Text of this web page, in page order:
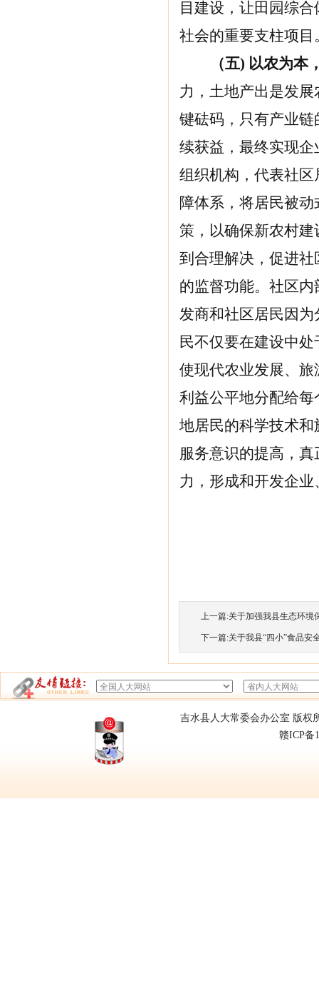
目建设，让田园综
社会的重要支柱项目
（五) 以农为
力，土地产出是发
键砝码，只有产业
续获益，最终实现
组织机构，代表社
障体系，将居民被
策，以确保新农村
到合理解决，促进
的监督功能。社区
发商和社区居民因
民不仅要在建设中
使现代农业发展、
利益公平地分配给
地居民的科学技术
服务意识的提高，
力，形成和开发企
上一篇:关于加强我县生态环境
下一篇:关于我县“四小”食品安
吉水县人大常委会办公室 版权
赣ICP备